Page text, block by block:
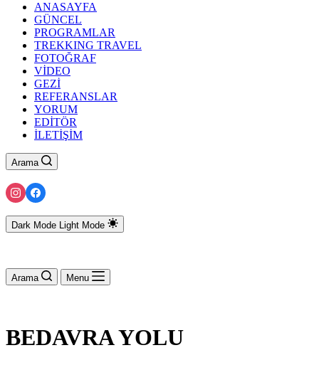
ANASAYFA
GÜNCEL
PROGRAMLAR
TREKKING TRAVEL
FOTOĞRAF
VİDEO
GEZİ
REFERANSLAR
YORUM
EDİTÖR
İLETİŞİM
Arama
Dark Mode Light Mode
Arama Menu
BEDAVRA YOLU